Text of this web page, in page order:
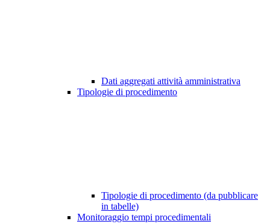
Dati aggregati attività amministrativa
Tipologie di procedimento
Tipologie di procedimento (da pubblicare
in tabelle)
Monitoraggio tempi procedimentali